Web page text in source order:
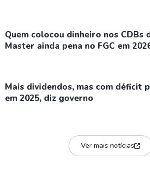
Quem colocou dinheiro nos CDBs
Master ainda pena no FGC em
Mais dividendos, mas com déficit
em 2025, diz governo
Ver mais notícias